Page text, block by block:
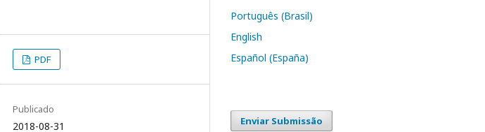
PDF
Publicado
2018-08-31
Português (Brasil)
English
Español (España)
Enviar Submissão